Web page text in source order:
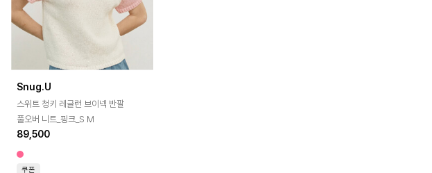
Snug.U
스위트 청키 레글런 브이넥 반팔
풀오버 니트_핑크_S M
89,500
쿠폰